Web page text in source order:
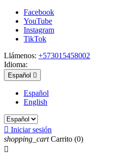
Facebook
YouTube
Instagram
TikTok
Llámenos: +573015458002
Idioma:
Español 
Español
English
 Iniciar sesión
shopping_cart Carrito (0)
